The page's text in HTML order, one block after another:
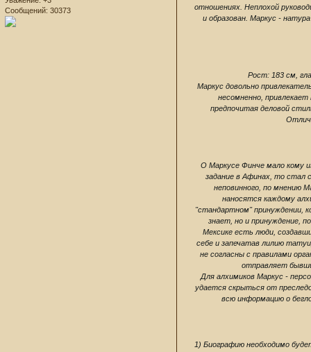
Сообщений: 30373
отношениях. Неплохой
и образован. Маркус -
Рост: 183 см,
Маркус довольно
несомненно,
предпочитая деловой
О Маркусе Финче мало кому
задание в Афинах, то стал
неповинного, по мнению
наносятся каждому
"стандартном" принуждении,
знает, но и принуждение,
Мексике есть люди,
себе и запечатав лилию
не согласны с правилами
отправляет
Для алхимиков Маркус -
удается скрыться от
всю информацию о
1) Биографию необходимо